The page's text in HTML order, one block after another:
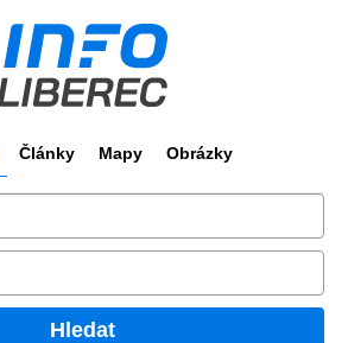
Články Mapy Obrázky
Hledat